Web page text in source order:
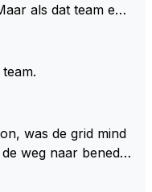
als dat team een
in de F1 blijven rij
maken. Tom Hart
en RB heeft hun
te houden. Max is
Max zal denk ik
afhankelijk hoe
gaan uitpakken w
was de grid mind
weg naar benede